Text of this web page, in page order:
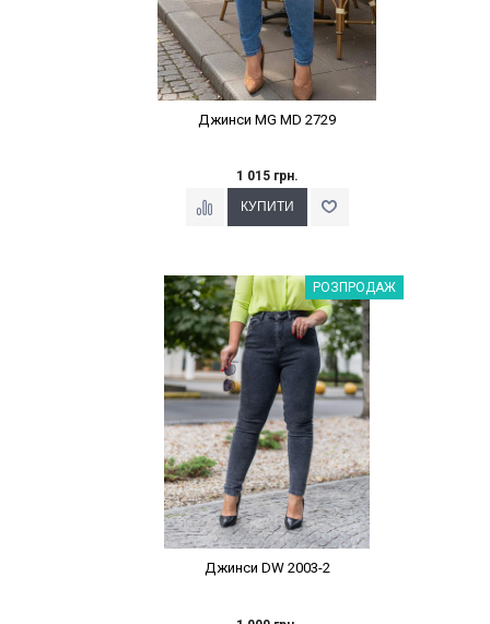
Джинси MG MD 2729
1 015 грн.
Наклейки Варіант з %РОЗПРОДАЖ
Джинси DW 2003-2